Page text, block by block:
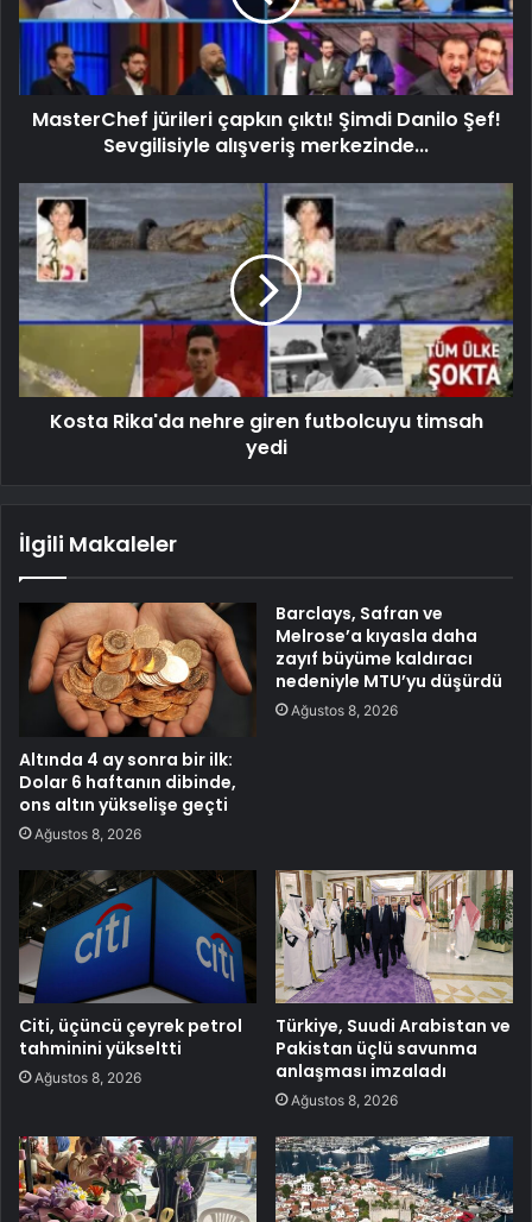
MasterChef jürileri çapkın çıktı! Şimdi Danilo Şef!
Sevgilisiyle alışveriş merkezinde...
Kosta Rika'da nehre giren futbolcuyu timsah
yedi
İlgili Makaleler
Altında 4 ay sonra bir ilk:
Dolar 6 haftanın dibinde,
ons altın yükselişe geçti
Ağustos 8, 2026
Barclays, Safran ve
Melrose’a kıyasla daha
zayıf büyüme kaldıracı
nedeniyle MTU’yu düşürdü
Ağustos 8, 2026
Citi, üçüncü çeyrek petrol
tahminini yükseltti
Ağustos 8, 2026
Türkiye, Suudi Arabistan ve
Pakistan üçlü savunma
anlaşması imzaladı
Ağustos 8, 2026